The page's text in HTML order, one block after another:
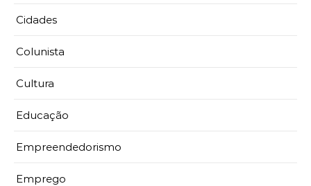
Cidades
Colunista
Cultura
Educação
Empreendedorismo
Emprego